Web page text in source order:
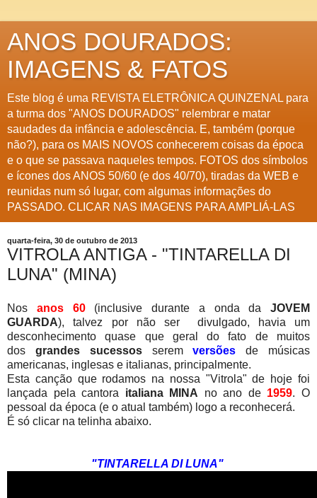
ANOS DOURADOS:
IMAGENS & FATOS
Este blog é uma REVISTA ELETRÔNICA QUINZENAL para
a turma dos "ANOS DOURADOS" relembrar e matar
saudades da infância e adolescência. E, também (porque
não?), para os MAIS NOVOS conhecerem coisas da época
e o que se passava naqueles tempos. FOTOS dos símbolos
e ícones dos ANOS 50/60 (e dos 40/70), tiradas da WEB e
reunidas num só lugar, com algumas informações do
PASSADO. CLICAR NAS IMAGENS PARA AMPLIÁ-LAS
quarta-feira, 30 de outubro de 2013
VITROLA ANTIGA - "TINTARELLA DI
LUNA" (MINA)
Nos anos 60(inclusive durante a onda da JOVEM
GUARDA), talvez por não ser divulgado, havia um
desconhecimento quase que geral do fato de muitos
dos grandes sucessosseremversões de músicas
americanas, inglesas e italianas, principalmente.
Esta canção que rodamos na nossa "Vitrola" de hoje foi
lançada pela cantora italiana MINA no ano de 1959. O
pessoal da época (e o atual também) logo a reconhecerá.
É só clicar na telinha abaixo.
"TINTARELLA DI LUNA"